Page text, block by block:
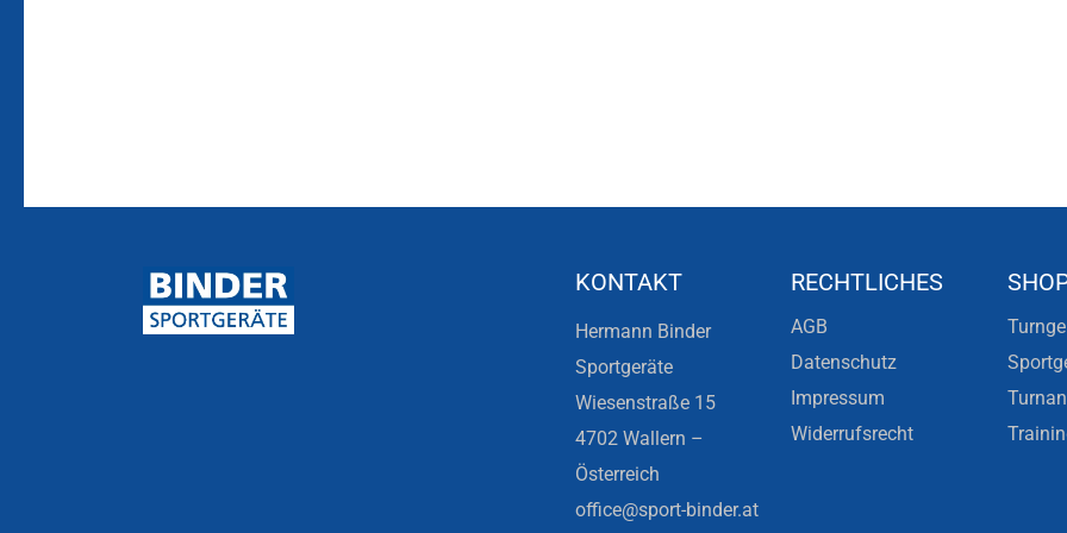
KONTAKT
Hermann Binder
Sportgeräte
Wiesenstraße 15
4702 Wallern –
Österreich
office@sport-binder.at
RECHTLICHES
AGB
Datenschutz
Impressum
Widerrufsrecht